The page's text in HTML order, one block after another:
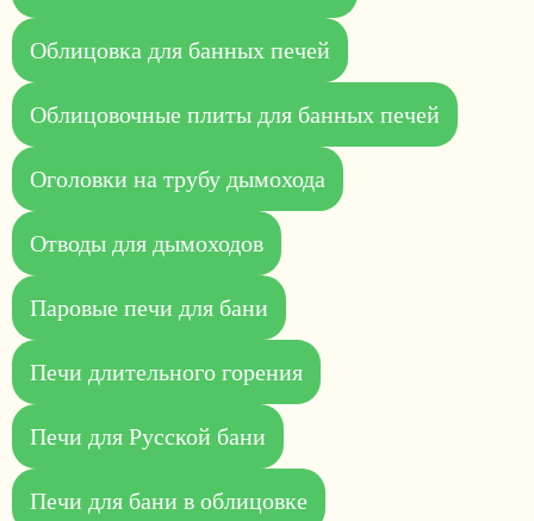
Облицовка для банных печей
Облицовочные плиты для банных печей
Оголовки на трубу дымохода
Отводы для дымоходов
Паровые печи для бани
Печи длительного горения
Печи для Русской бани
Печи для бани в облицовке